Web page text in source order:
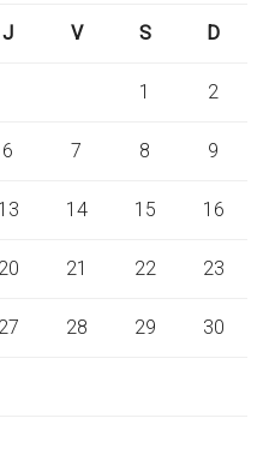
J V S D
1 2
6 7 8 9
13 14 15 16
20 21 22 23
27 28 29 30